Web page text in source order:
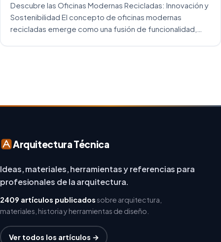
Descubre las Oficinas Modernas Recicladas: Innovación y
Sostenibilidad El concepto de oficinas modernas
recicladas emerge como una fusión de funcionalidad,
Arquitectura Técnica
Ideas, materiales, herramientas y referencias para
profesionales de la arquitectura.
2409 artículos publicadossobre arquitectura,
materiales, historia y herramientas de diseño.
Ver todos los artículos →